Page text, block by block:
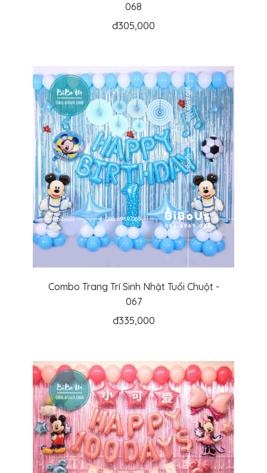
068
đ305,000
Combo Trang Trí Sinh Nhật Tuổi Chuột -
067
đ335,000